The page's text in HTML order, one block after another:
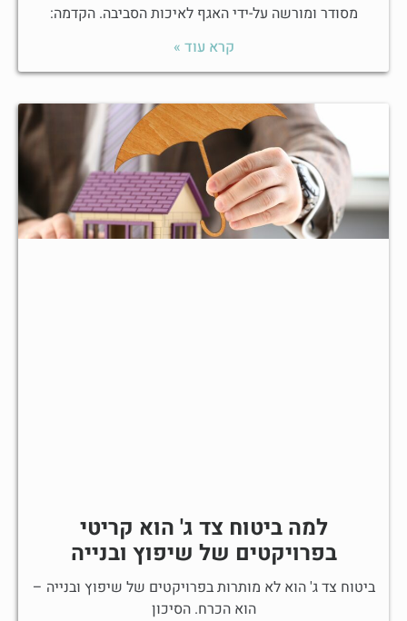
מסודר ומורשה על-ידי האגף לאיכות הסביבה. הקדמה:
קרא עוד »
למה ביטוח צד ג' הוא קריטי
בפרויקטים של שיפוץ ובנייה
ביטוח צד ג' הוא לא מותרות בפרויקטים של שיפוץ ובנייה –
הוא הכרח. הסיכון